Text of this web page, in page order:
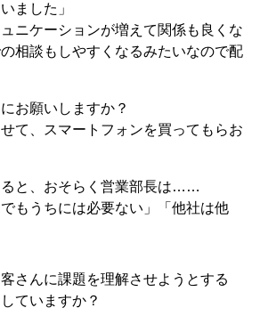
ました」
ュニケーションが増えて関係も良くな
相談もしやすくなるみたいなので配
お願いしますか？
て、スマートフォンを買ってもらお
ると、おそらく営業部長は……
でもうちには必要ない」「他社は他
さんに課題を理解させようとする
ていますか？